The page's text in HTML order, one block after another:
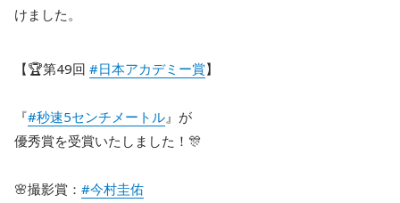
けました。
【🏆第49回 #日本アカデミー賞】
『#秒速5センチメートル』が
優秀賞を受賞いたしました！🎊
🌸撮影賞： #今村圭佑